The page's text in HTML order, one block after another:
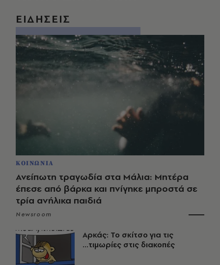
ΕΙΔΗΣΕΙΣ
ΚΟΙΝΩΝΙΑ
Ανείπωτη τραγωδία στα Μάλια: Μητέρα
έπεσε από βάρκα και πνίγηκε μπροστά σε
τρία ανήλικα παιδιά
Newsroom
Αρκάς: Το σκίτσο για τις
...τιμωρίες στις διακοπές